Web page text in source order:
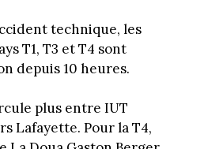
technique, les
T1, T3 et T4 sont
depuis 10 heures.
plus entre IUT
Lafayette. Pour la T4,